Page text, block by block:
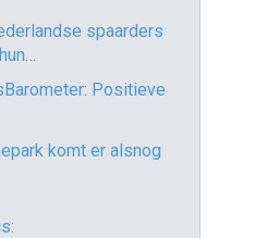
spaarders
Positieve
komt er alsnog